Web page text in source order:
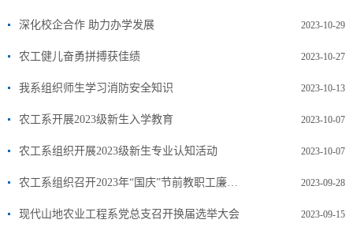
深化校企合作 助力办学发展 2023-10-29
农工健儿奋勇拼搏获佳绩 2023-10-27
我系组织师生学习消防安全知识 2023-10-13
农工系开展2023级新生入学教育 2023-10-07
农工系组织开展2023级新生专业认知活动 2023-10-07
2023-09-28
现代山地农业工程系党总支召开换届选举大会 2023-09-15